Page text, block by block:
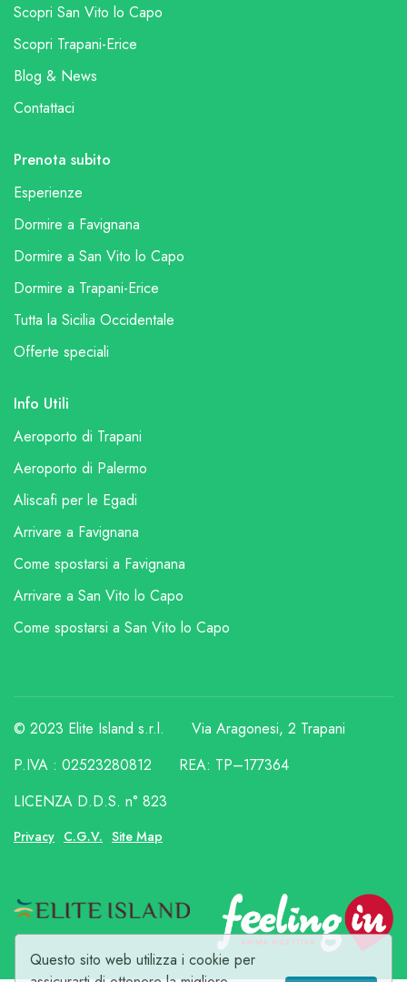
Questo sito web utilizza i cookie per
Scopri San Vito lo Capo
Scopri Trapani-Erice
Blog & News
Contattaci
Prenota subito
Esperienze
Dormire a Favignana
Dormire a San Vito lo Capo
Dormire a Trapani-Erice
Tutta la Sicilia Occidentale
Offerte speciali
Info Utili
Aeroporto di Trapani
Aeroporto di Palermo
Aliscafi per le Egadi
Arrivare a Favignana
Come spostarsi a Favignana
Arrivare a San Vito lo Capo
Come spostarsi a San Vito lo Capo
© 2023 Elite Island s.r.l.
Via Aragonesi, 2 Trapani
P.IVA : 02523280812
REA: TP–177364
LICENZA D.D.S. n° 823
Privacy C.G.V. Site Map